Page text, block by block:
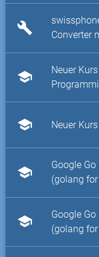
build
Converter
school
Neuer
school Neuer
school
Google
(golang
school
Google
(golang